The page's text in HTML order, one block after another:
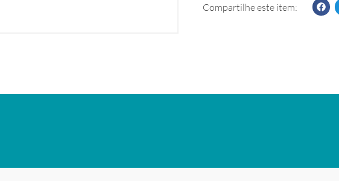
Compartilhe este item: